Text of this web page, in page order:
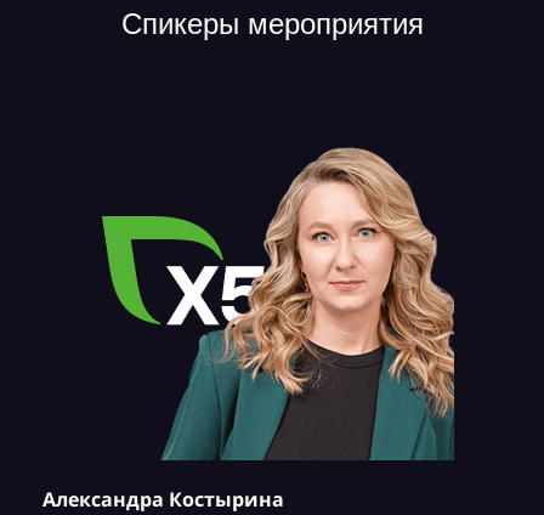
Спикеры мероприятия
Александра Костырина